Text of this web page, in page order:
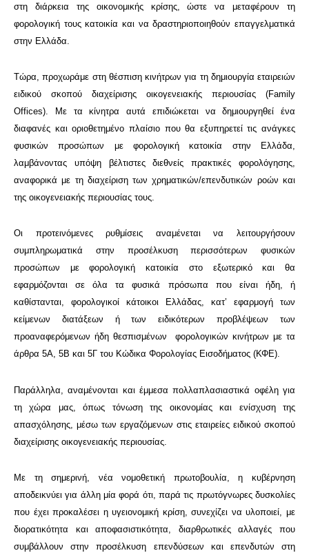
στη διάρκεια της οικονομικής κρίσης, ώστε να μεταφέρουν τη
φορολογική τους κατοικία και να δραστηριοποιηθούν επαγγελματικά
στην Ελλάδα.
Τώρα, προχωράμε στη θέσπιση κινήτρων για τη δημιουργία εταιρειών
ειδικού σκοπού διαχείρισης οικογενειακής περιουσίας (Family
Offices). Με τα κίνητρα αυτά επιδιώκεται να δημιουργηθεί ένα
διαφανές και οριοθετημένο πλαίσιο που θα εξυπηρετεί τις ανάγκες
φυσικών προσώπων με φορολογική κατοικία στην Ελλάδα,
λαμβάνοντας υπόψη βέλτιστες διεθνείς πρακτικές φορολόγησης,
αναφορικά με τη διαχείριση των χρηματικών/επενδυτικών ροών και
της οικογενειακής περιουσίας τους.
Οι προτεινόμενες ρυθμίσεις αναμένεται να λειτουργήσουν
συμπληρωματικά στην προσέλκυση περισσότερων φυσικών
προσώπων με φορολογική κατοικία στο εξωτερικό και θα
εφαρμόζονται σε όλα τα φυσικά πρόσωπα που είναι ήδη, ή
καθίστανται, φορολογικοί κάτοικοι Ελλάδας, κατ’ εφαρμογή των
κείμενων διατάξεων ή των ειδικότερων προβλέψεων των
προαναφερόμενων ήδη θεσπισμένων φορολογικών κινήτρων με τα
άρθρα 5Α, 5Β και 5Γ του Κώδικα Φορολογίας Εισοδήματος (ΚΦΕ).
Παράλληλα, αναμένονται και έμμεσα πολλαπλασιαστικά οφέλη για
τη χώρα μας, όπως τόνωση της οικονομίας και ενίσχυση της
απασχόλησης, μέσω των εργαζόμενων στις εταιρείες ειδικού σκοπού
διαχείρισης οικογενειακής περιουσίας.
Με τη σημερινή, νέα νομοθετική πρωτοβουλία, η κυβέρνηση
αποδεικνύει για άλλη μία φορά ότι, παρά τις πρωτόγνωρες δυσκολίες
που έχει προκαλέσει η υγειονομική κρίση, συνεχίζει να υλοποιεί, με
διορατικότητα και αποφασιστικότητα, διαρθρωτικές αλλαγές που
συμβάλλουν στην προσέλκυση επενδύσεων και επενδυτών στη